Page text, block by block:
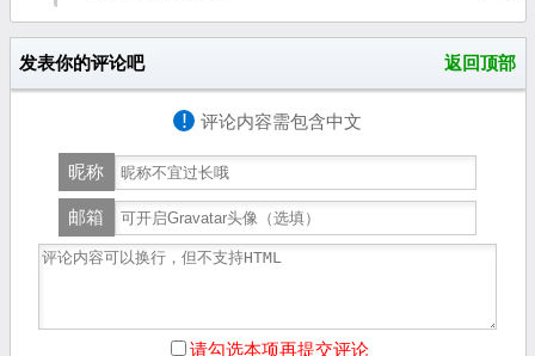
发表你的评论吧 返回顶部
! 评论内容需包含中文
昵称
邮箱
请勾选本项再提交评论